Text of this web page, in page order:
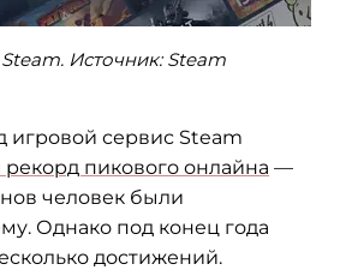
Источник: Steam
игровой сервис Steam
пикового онлайна —
человек были
Однако под конец года
достижений.